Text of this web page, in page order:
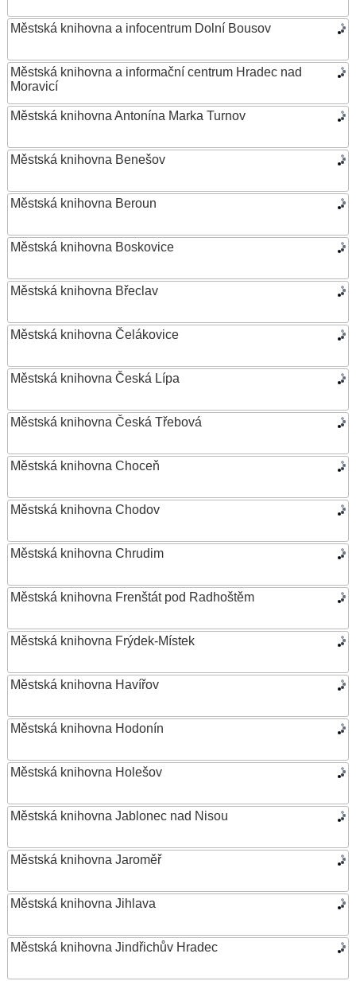
Městská knihovna a infocentrum Dolní Bousov
Městská knihovna a informační centrum Hradec nad
Moravicí
Městská knihovna Antonína Marka Turnov
Městská knihovna Benešov
Městská knihovna Beroun
Městská knihovna Boskovice
Městská knihovna Břeclav
Městská knihovna Čelákovice
Městská knihovna Česká Lípa
Městská knihovna Česká Třebová
Městská knihovna Choceň
Městská knihovna Chodov
Městská knihovna Chrudim
Městská knihovna Frenštát pod Radhoštěm
Městská knihovna Frýdek-Místek
Městská knihovna Havířov
Městská knihovna Hodonín
Městská knihovna Holešov
Městská knihovna Jablonec nad Nisou
Městská knihovna Jaroměř
Městská knihovna Jihlava
Městská knihovna Jindřichův Hradec